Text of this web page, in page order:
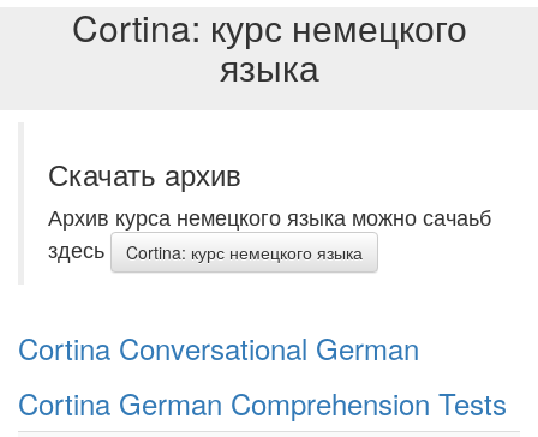
Cortina: курс немецкого
языка
Скачать aрхив
Архив курса немецкого языка можно сачаьб
здесь
Cortina: курс немецкого языка
Cortina Conversational German
Cortina German Comprehension Tests